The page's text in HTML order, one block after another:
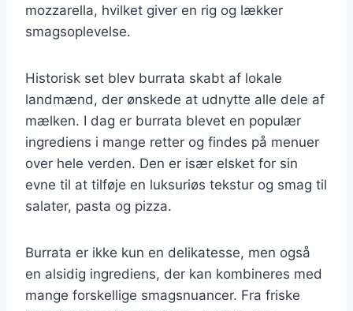
mozzarella, hvilket giver en rig og lækker
smagsoplevelse.
Historisk set blev burrata skabt af lokale
landmænd, der ønskede at udnytte alle dele af
mælken. I dag er burrata blevet en populær
ingrediens i mange retter og findes på menuer
over hele verden. Den er især elsket for sin
evne til at tilføje en luksuriøs tekstur og smag til
salater, pasta og pizza.
Burrata er ikke kun en delikatesse, men også
en alsidig ingrediens, der kan kombineres med
mange forskellige smagsnuancer. Fra friske